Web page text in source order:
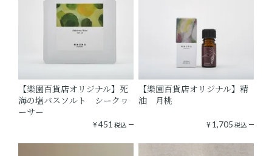
【樂園百貨店オリジナル】死
海の塩バスソルト シークヮ
ーサー
¥451 税込
【樂園百貨店オリジナル】精
油 月桃
¥1,705 税込